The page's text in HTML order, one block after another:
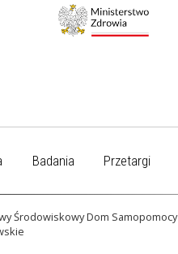
Badania Przetargi
Środowiskowy Dom Samopomocy